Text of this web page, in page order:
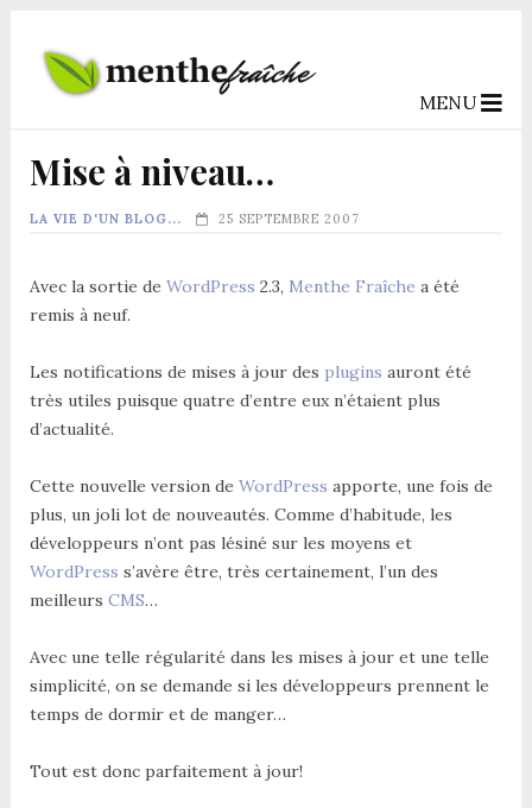
MENU
Mise à niveau…
LA VIE D'UN BLOG... 25 SEPTEMBRE 2007
Avec la sortie de WordPress 2.3, Menthe Fraîche a été
remis à neuf.
Les notifications de mises à jour des plugins auront été
très utiles puisque quatre d’entre eux n’étaient plus
d’actualité.
Cette nouvelle version de WordPress apporte, une fois de
plus, un joli lot de nouveautés. Comme d’habitude, les
développeurs n’ont pas lésiné sur les moyens et
WordPress s’avère être, très certainement, l’un des
meilleurs CMS…
Avec une telle régularité dans les mises à jour et une telle
simplicité, on se demande si les développeurs prennent le
temps de dormir et de manger…
Tout est donc parfaitement à jour!